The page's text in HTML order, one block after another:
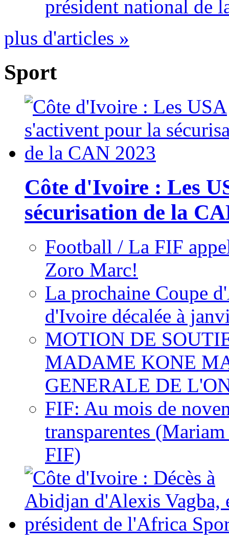
président national de
plus d'articles »
Sport
Côte d'Ivoire : Les
sécurisation de la
Football / La FIF
Zoro Marc!
La prochaine Coupe
d'Ivoire décalée à
MOTION DE
MADAME KONE
GENERALE DE
FIF: Au mois de
transparentes
FIF)